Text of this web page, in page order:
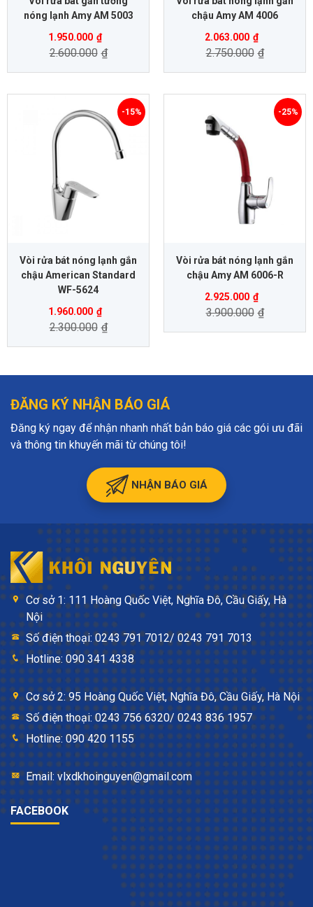
nóng lạnh Amy AM 5003
1.950.000 ₫
2.600.000 ₫
chậu Amy AM 4006
2.063.000 ₫
2.750.000 ₫
Vòi rửa bát nóng lạnh gắn
chậu American Standard
WF-5624
1.960.000 ₫
2.300.000 ₫
-15%
Vòi rửa bát nóng lạnh gắn
chậu Amy AM 6006-R
2.925.000 ₫
3.900.000 ₫
-25%
ĐĂNG KÝ NHẬN BÁO GIÁ
Đăng ký ngay để nhận nhanh nhất bản báo giá các gói ưu đãi
và thông tin khuyến mãi từ chúng tôi!
NHẬN BÁO GIÁ
Cơ sở 1: 111 Hoàng Quốc Việt, Nghĩa Đô, Cầu Giấy, Hà
Nội
Số điện thoại: 0243 791 7012/ 0243 791 7013
Hotline: 090 341 4338
Cơ sở 2: 95 Hoàng Quốc Việt, Nghĩa Đô, Cầu Giấy, Hà Nội
Số điện thoại: 0243 756 6320/ 0243 836 1957
Hotline: 090 420 1155
Email: vlxdkhoinguyen@gmail.com
FACEBOOK